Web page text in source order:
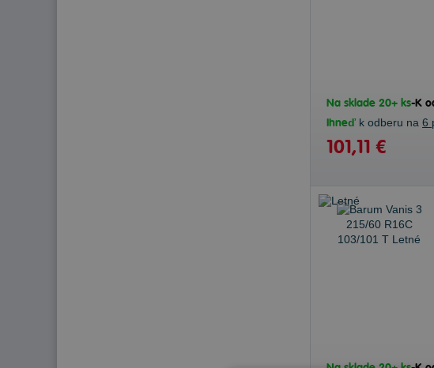
Na sklade 20+ ks-K
Ihneď k odberu na 6
101,11 €